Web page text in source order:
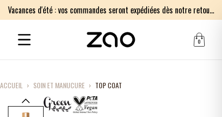
Vacances d'été : vos commandes seront expédiées dès notre retour le lundi 17 août. Merci pour votre patience.
0
ACCUEIL › SOIN ET MANUCURE › TOP COAT